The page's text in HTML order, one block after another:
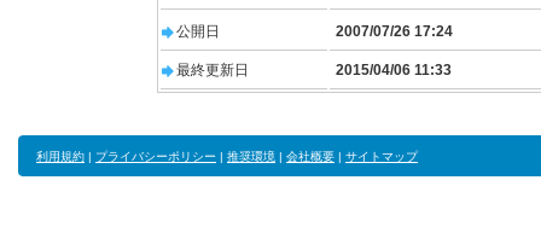
公開日 2007/07/26 17:24
最終更新日 2015/04/06 11:33
利用規約 | プライバシーポリシー | 推奨環境 | 会社概要 | サイトマップ